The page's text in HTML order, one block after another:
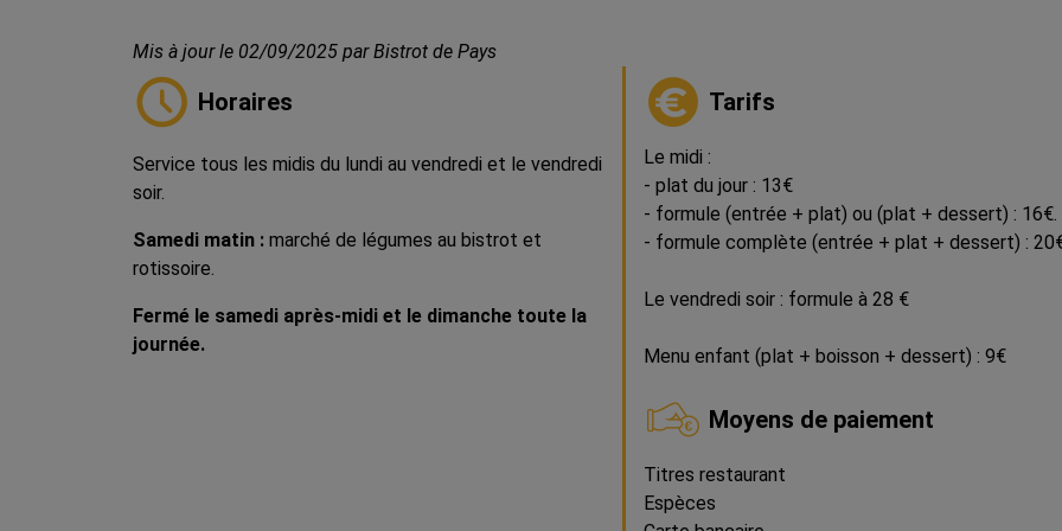
Mis à jour le 02/09/2025 par Bistrot de Pays
Horaires
Service tous les midis du lundi au vendredi et le vendredi
soir.
Samedi matin : marché de légumes au bistrot et
rotissoire.
Fermé le samedi après-midi et le dimanche toute la
journée.
Tarifs
Le midi :
- plat du jour : 13€
- formule (entrée + plat) ou (plat + dessert) : 16€.
- formule complète (entrée + plat + dessert) :
Le vendredi soir : formule à 28 €
Menu enfant (plat + boisson + dessert) : 9€
Moyens de paiement
Titres restaurant
Espèces